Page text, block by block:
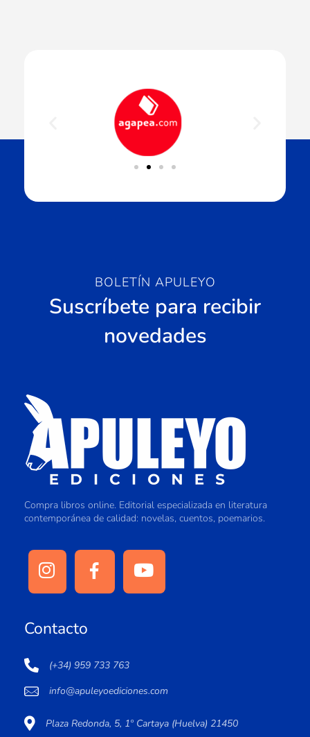
BOLETÍN APULEYO
Suscríbete para recibir
novedades
Compra libros online. Editorial especializada en literatura
contemporánea de calidad: novelas, cuentos, poemarios.
Contacto
(+34) 959 733 763
info@apuleyoediciones.com
Plaza Redonda, 5, 1º Cartaya (Huelva) 21450